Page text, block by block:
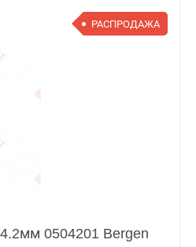
РАСПРОДАЖА
0504201 Bergen